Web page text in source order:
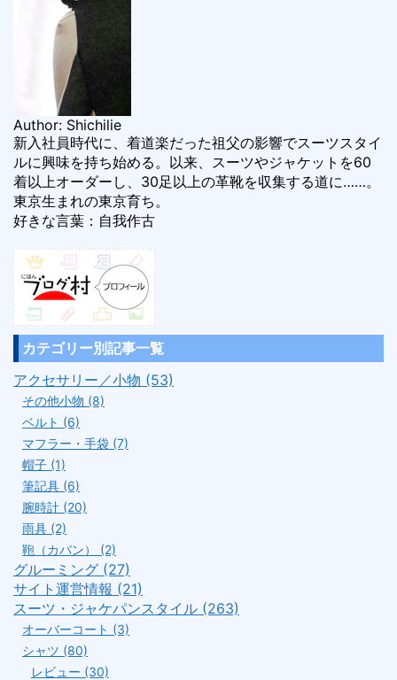
Author: Shichilie
新入社員時代に、着道楽だった祖父の影響でスーツスタイ
ルに興味を持ち始める。以来、スーツやジャケットを60
着以上オーダーし、30足以上の革靴を収集する道に……。
東京生まれの東京育ち。
好きな言葉：自我作古
カテゴリー別記事一覧
アクセサリー／小物 (53)
その他小物 (8)
ベルト (6)
マフラー・手袋 (7)
帽子 (1)
筆記具 (6)
腕時計 (20)
雨具 (2)
鞄（カバン） (2)
グルーミング (27)
サイト運営情報 (21)
スーツ・ジャケパンスタイル (263)
オーバーコート (3)
シャツ (80)
レビュー (30)